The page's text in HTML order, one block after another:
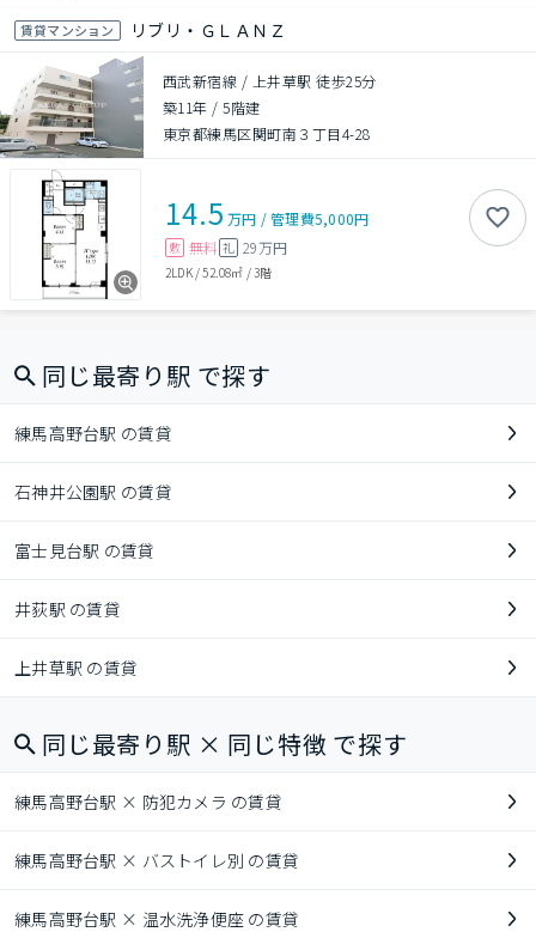
賃貸マンション リブリ・ＧＬＡＮＺ
西武新宿線 / 上井草駅 徒歩25分
築11年 /5階建
東京都練馬区関町南３丁目4-28
14.5 万円 /管理費5,000円
敷 無料 礼 29万円
2LDK/52.08㎡ /3階
同じ最寄り駅 で探す
練馬高野台駅 の賃貸
石神井公園駅 の賃貸
富士見台駅 の賃貸
井荻駅 の賃貸
上井草駅 の賃貸
同じ最寄り駅 × 同じ特徴 で探す
練馬高野台駅 × 防犯カメラ の賃貸
練馬高野台駅 × バストイレ別 の賃貸
練馬高野台駅 × 温水洗浄便座 の賃貸